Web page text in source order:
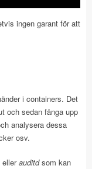
ingen garant för att
i containers. Det
och sedan fånga upp
analysera dessa
osv.
ellerauditdsom kan